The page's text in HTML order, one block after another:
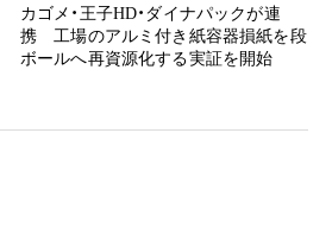
カゴメ・王子HD・ダイナパックが連
携 工場のアルミ付き紙容器損紙を段
ボールへ再資源化する実証を開始